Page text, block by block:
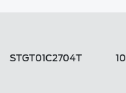
STGT01C2704T